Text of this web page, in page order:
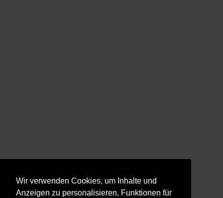
Wir verwenden Cookies, um Inhalte und
Anzeigen zu personalisieren, Funktionen für